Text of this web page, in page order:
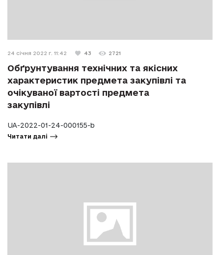
24 січня 2022 г. 11:42 43 2721
Обґрунтування технічних та якісних
характеристик предмета закупівлі та
очікуваної вартості предмета
закупівлі
UA-2022-01-24-000155-b
Читати далі